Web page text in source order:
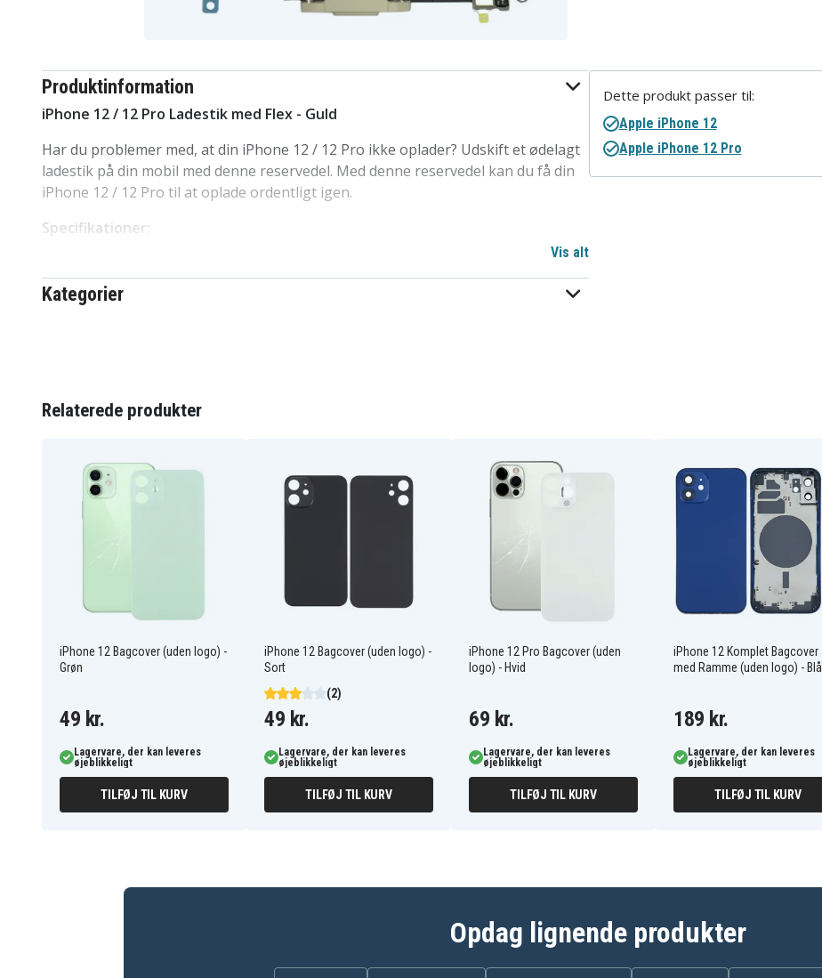
Produktinformation
iPhone 12 / 12 Pro Ladestik med Flex - Guld
Har du problemer med, at din iPhone 12 / 12 Pro ikke oplader? Udskift et ødelagt
ladestik på din mobil med denne reservedel. Med denne reservedel kan du få din
iPhone 12 / 12 Pro til at oplade ordentligt igen.
Specifikationer:
Reservedel:Ladestik med flex
Farve: Guld
Vis alt
Kategorier
Dette produkt passer til:
Apple iPhone 12
Apple iPhone 12 Pro
Relaterede produkter
iPhone 12 Bagcover (uden logo) -
Grøn
49 kr.
Lagervare, der kan leveres
øjeblikkeligt
TILFØJ TIL KURV
iPhone 12 Bagcover (uden logo) -
Sort
(2)
49 kr.
Lagervare, der kan leveres
øjeblikkeligt
TILFØJ TIL KURV
iPhone 12 Pro Bagcover (uden
logo) - Hvid
69 kr.
Lagervare, der kan leveres
øjeblikkeligt
TILFØJ TIL KURV
iPhone 12 Komplet Bagcover
med Ramme (uden logo) - Blå
189 kr.
Lagervare, der kan leveres
øjeblikkeligt
TILFØJ TIL KURV
Opdag lignende produkter